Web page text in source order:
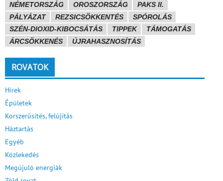
NÉMETORSZÁG
OROSZORSZÁG
PAKS II.
PÁLYÁZAT
REZSICSÖKKENTÉS
SPÓROLÁS
SZÉN-DIOXID-KIBOCSÁTÁS
TIPPEK
TÁMOGATÁS
ÁRCSÖKKENÉS
ÚJRAHASZNOSÍTÁS
ROVATOK
Hírek
Épületek
Korszerűsítés, felújítás
Háztartás
Egyéb
Közlekedés
Megújuló energiák